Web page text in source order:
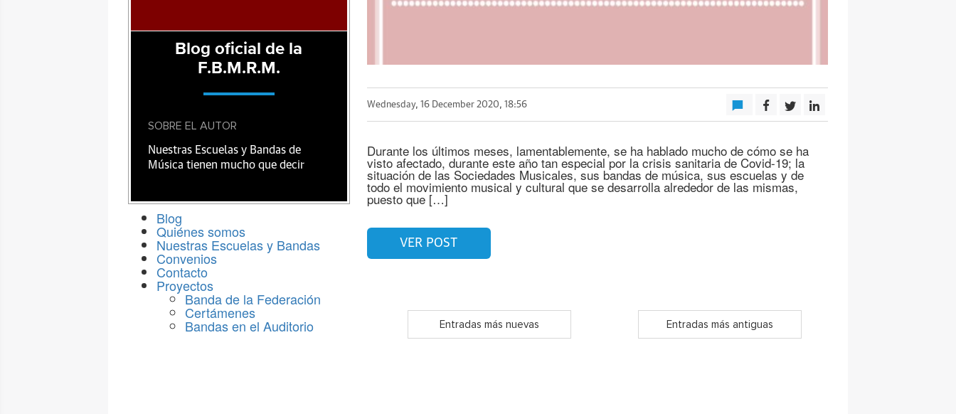
Wednesday, 16 December 2020, 18:56
Durante los últimos meses, lamentablemente, se ha hablado mucho de cómo se ha
visto afectado, durante este año tan especial por la crisis sanitaria de Covid-19; la
situación de las Sociedades Musicales, sus bandas de música, sus escuelas y de
todo el movimiento musical y cultural que se desarrolla alrededor de las mismas,
puesto que […]
VER POST
Entradas más nuevas Entradas más antiguas
Blog oficial de la
F.B.M.R.M.
SOBRE EL AUTOR
Nuestras Escuelas y Bandas de
Música tienen mucho que decir
Blog
Quiénes somos
Nuestras Escuelas y Bandas
Convenios
Contacto
Proyectos
Banda de la Federación
Certámenes
Bandas en el Auditorio